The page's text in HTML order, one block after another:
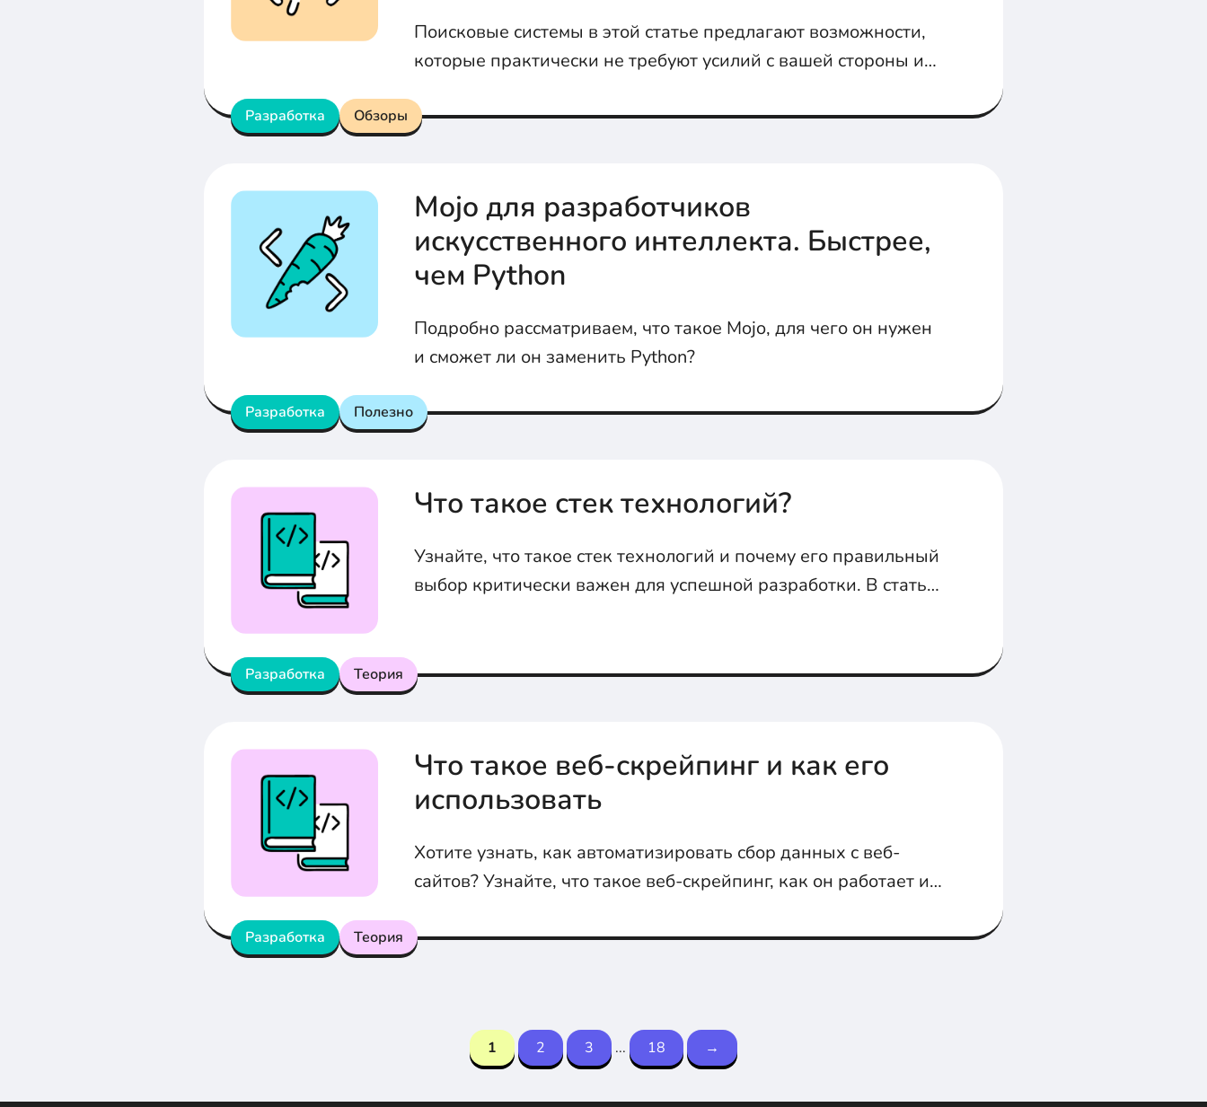
Разработка Обзоры
Поисковые системы в этой статье предлагают возможности,
которые практически не требуют усилий с вашей стороны и
Разработка Полезно
Mojo для разработчиков
искусственного интеллекта. Быстрее,
чем Python
Подробно рассматриваем, что такое Mojo, для чего он нужен
и сможет ли он заменить Python?
Разработка Теория
Что такое стек технологий?
Узнайте, что такое стек технологий и почему его правильный
выбор критически важен для успешной разработки. В статье
Разработка Теория
Что такое веб-скрейпинг и как его
использовать
Хотите узнать, как автоматизировать сбор данных с веб-
сайтов? Узнайте, что такое веб-скрейпинг, как он работает и
извлечения информации.
1 2 3 ... 18 →